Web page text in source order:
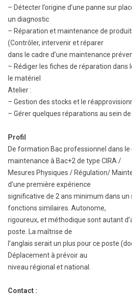
– Détecter l’origine d’une panne sur
un diagnostic
– Réparation et maintenance de
(Contrôler, intervenir et réparer
dans le cadre d’une maintenance
– Rédiger les fiches de réparation dans
le matériel
Atelier :
– Gestion des stocks et le
– Gérer quelques réparations au sein de
Profil
De formation Bac professionnel dans le
maintenance à Bac+2 de type CIRA /
Mesures Physiques / Régulation/
d’une première expérience
significative de 2 ans minimum dans
fonctions similaires. Autonome,
rigoureux, et méthodique sont autant
poste. La maîtrise de
l’anglais serait un plus pour ce poste
Déplacement à prévoir au
niveau régional et national.
Contact :